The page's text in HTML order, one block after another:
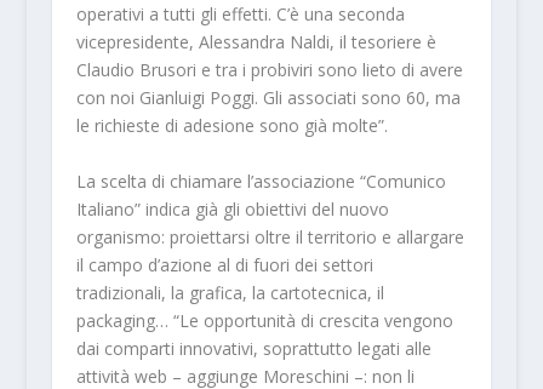
operativi a tutti gli effetti. C’è una seconda
vicepresidente, Alessandra Naldi, il tesoriere è
Claudio Brusori e tra i probiviri sono lieto di avere
con noi Gianluigi Poggi. Gli associati sono 60, ma
le richieste di adesione sono già molte”.
La scelta di chiamare l’associazione “Comunico
Italiano” indica già gli obiettivi del nuovo
organismo: proiettarsi oltre il territorio e allargare
il campo d’azione al di fuori dei settori
tradizionali, la grafica, la cartotecnica, il
packaging… “Le opportunità di crescita vengono
dai comparti innovativi, soprattutto legati alle
attività web – aggiunge Moreschini –: non li